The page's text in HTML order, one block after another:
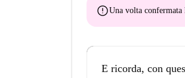
errorUna volta confermata
E ricorda, con